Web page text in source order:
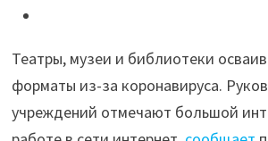
музеев
библиотек
увеличилась
во
Театры, музеи и библиотеки
форматы из-за коронавируса.
учреждений отмечают большой